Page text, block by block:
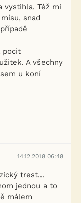
vystihla. Též mi
snad
pocit
A všechny
u koní
14.12.2018 06:48
trest...
jednou a to
málem